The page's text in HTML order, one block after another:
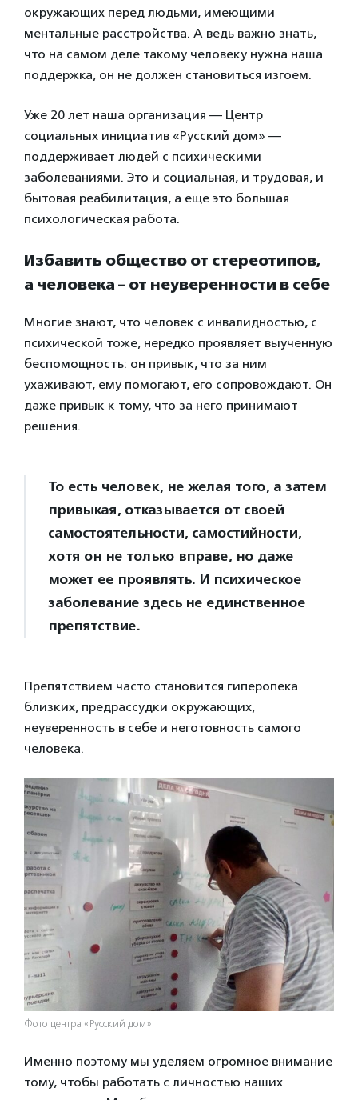
окружающих перед людьми, имеющими
ментальные расстройства. А ведь важно знать,
что на самом деле такому человеку нужна наша
поддержка, он не должен становиться изгоем.
Уже 20 лет наша организация — Центр
социальных инициатив «Русский дом» —
поддерживает людей с психическими
заболеваниями. Это и социальная, и трудовая, и
бытовая реабилитация, а еще это большая
психологическая работа.
Избавить общество от стереотипов,
а человека – от неуверенности в себе
Многие знают, что человек с инвалидностью, с
психической тоже, нередко проявляет выученную
беспомощность: он привык, что за ним
ухаживают, ему помогают, его сопровождают. Он
даже привык к тому, что за него принимают
решения.
То есть человек, не желая того, а затем
привыкая, отказывается от своей
самостоятельности, самостийности,
хотя он не только вправе, но даже
может ее проявлять. И психическое
заболевание здесь не единственное
препятствие.
Препятствием часто становится гиперопека
близких, предрассудки окружающих,
неуверенность в себе и неготовность самого
человека.
Фото центра «Русский дом»
Именно поэтому мы уделяем огромное внимание
тому, чтобы работать с личностью наших